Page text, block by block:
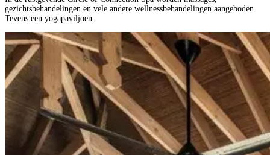
gezichtsbehandelingen en vele andere wellnessbehandelingen aangeboden.
Tevens een yogapaviljoen.